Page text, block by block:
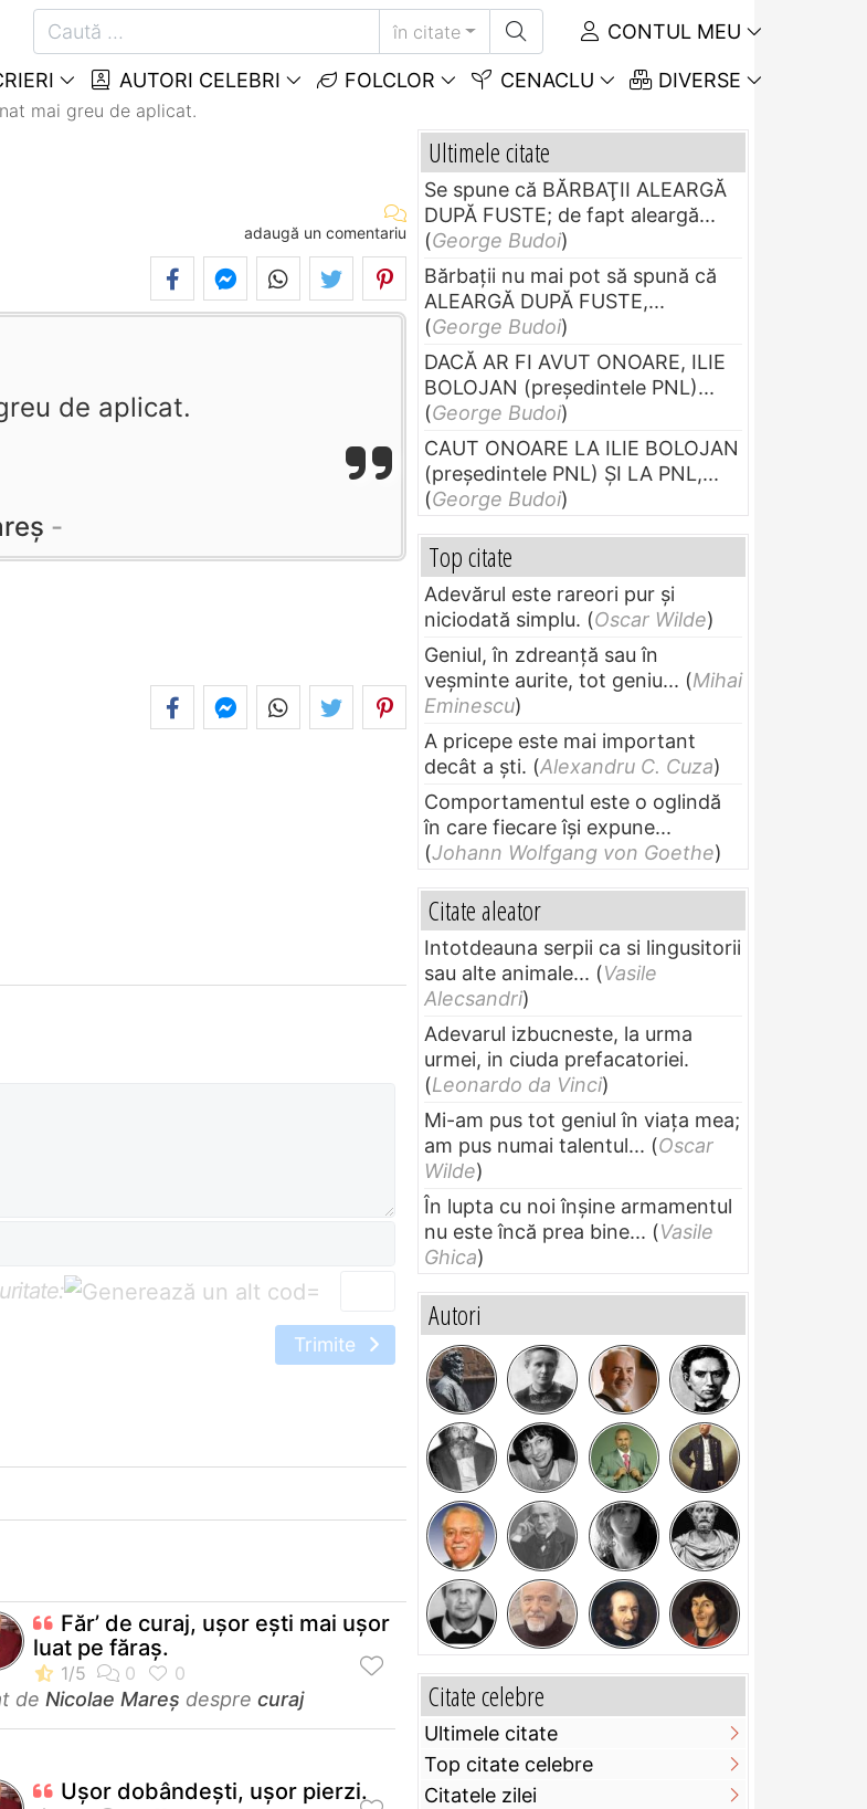
în citate CONTUL MEU
AUTORI CELEBRI FOLCLOR CENACLU DIVERSE
mai greu de aplicat.
adaugă un comentariu
de aplicat.
=
Trimite
Făr’ de curaj, ușor ești mai ușor
luat pe făraș.
de Nicolae Mareș despre curaj
Uşor dobândeşti, uşor pierzi.
Ultimele citate
Se spune că BĂRBAŢII ALEARGĂ
DUPĂ FUSTE; de fapt aleargă...
(George Budoi)
Bărbaţii nu mai pot să spună că
ALEARGĂ DUPĂ FUSTE,...
(George Budoi)
DACĂ AR FI AVUT ONOARE, ILIE
BOLOJAN (preşedintele PNL)...
(George Budoi)
CAUT ONOARE LA ILIE BOLOJAN
(preşedintele PNL) ŞI LA PNL,...
(George Budoi)
Top citate
Adevărul este rareori pur și
niciodată simplu. (Oscar Wilde)
Geniul, în zdreanţă sau în
veşminte aurite, tot geniu... (Mihai
Eminescu)
A pricepe este mai important
decât a ști. (Alexandru C. Cuza)
Comportamentul este o oglindă
în care fiecare își expune...
(Johann Wolfgang von Goethe)
Citate aleator
Intotdeauna serpii ca si lingusitorii
sau alte animale... (Vasile
Alecsandri)
Adevarul izbucneste, la urma
urmei, in ciuda prefacatoriei.
(Leonardo da Vinci)
Mi-am pus tot geniul în viața mea;
am pus numai talentul... (Oscar
Wilde)
În lupta cu noi înșine armamentul
nu este încă prea bine... (Vasile
Ghica)
Autori
Citate celebre
Ultimele citate
Top citate celebre
Citatele zilei